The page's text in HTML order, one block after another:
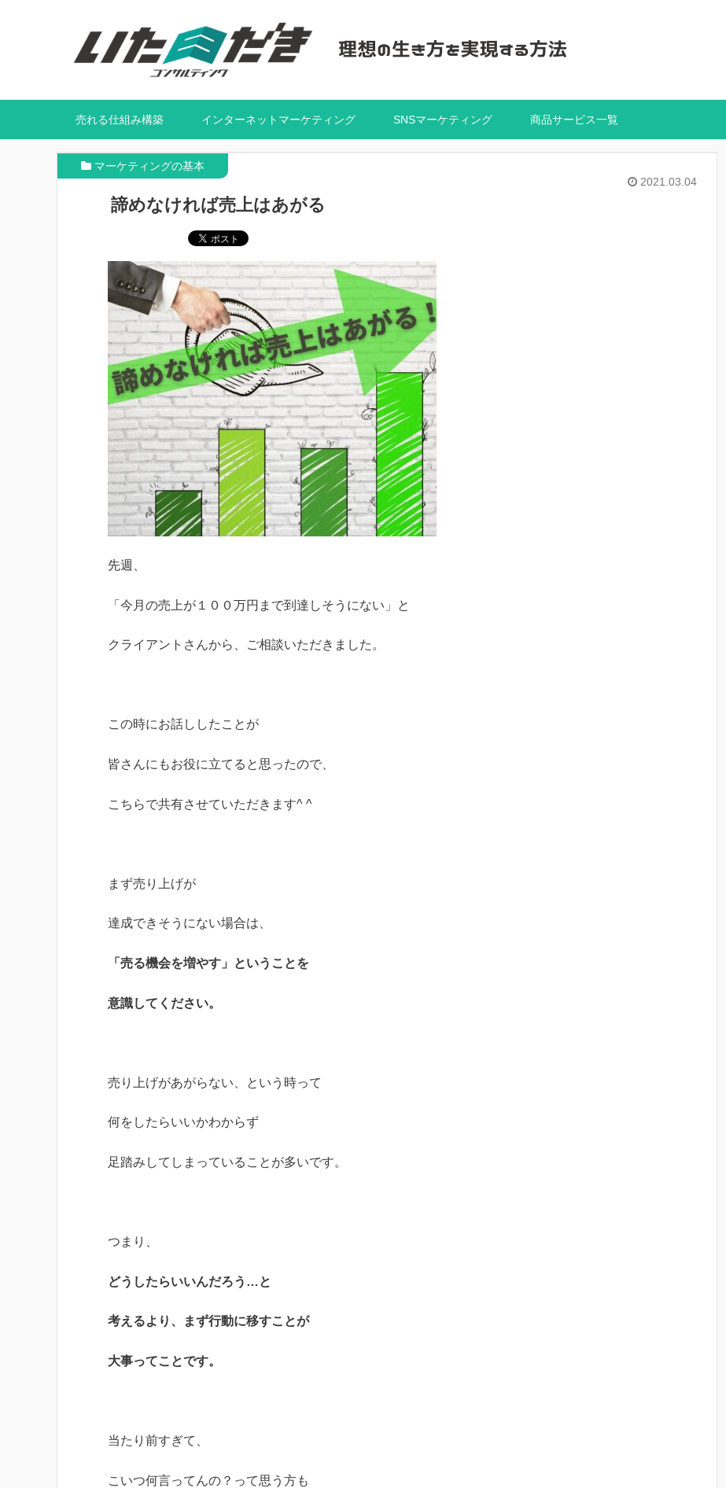
売れる仕組み構築 インターネットマーケティング SNSマーケティング 商品サービス一覧
2021.03.04
マーケティングの基本
諦めなければ売上はあがる
先週、
「今月の売上が１００万円まで到達しそうにない」と
クライアントさんから、ご相談いただきました。
この時にお話ししたことが
皆さんにもお役に立てると思ったので、
こちらで共有させていただきます^ ^
まず売り上げが
達成できそうにない場合は、
「売る機会を増やす」ということを
意識してください。
売り上げがあがらない、という時って
何をしたらいいかわからず
足踏みしてしまっていることが多いです。
つまり、
どうしたらいいんだろう…と
考えるより、まず行動に移すことが
大事ってことです。
当たり前すぎて、
こいつ何言ってんの？って思う方も